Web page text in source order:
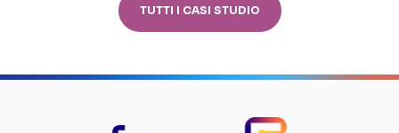
TUTTI I CASI STUDIO